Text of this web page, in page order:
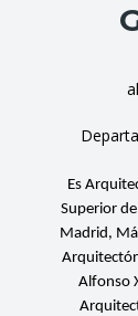
Es
Superior
Madrid,
Alfonso